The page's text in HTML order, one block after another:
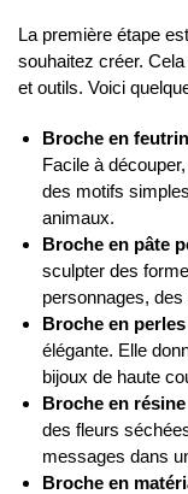
La première étape
souhaitez créer.
et outils. Voici
Broche en
Facile à
des motifs
animaux.
Broche en pâte
sculpter des
personnages,
Broche en perles
élégante. Elle
bijoux de haute
Broche en résine
des fleurs
messages dans
Broche en